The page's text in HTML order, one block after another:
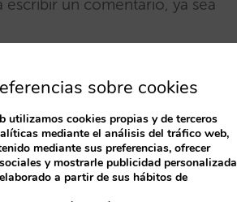
un comentario, ya sea
insistae diciendo que su
a clientes como él; Si le
su hotel. De esa manera,
a sus futuros clientes.
sobre cookies
utilizamos cookies propias y de terceros
mediante el análisis del tráfico web,
mediante sus preferencias, ofrecer
y mostrarle publicidad personalizada
a partir de sus hábitos de